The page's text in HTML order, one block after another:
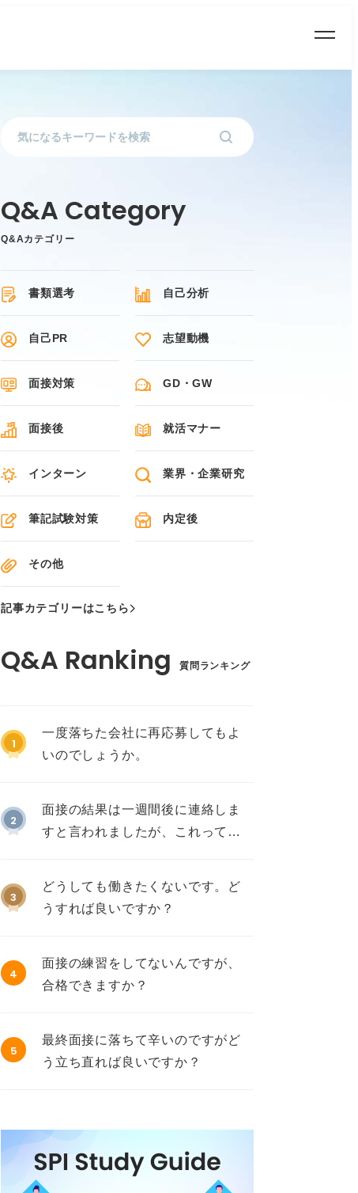
Q&Aカテゴリー
書類選考 自己分析
自己PR 志望動機
面接対策 GD・GW
面接後 就活マナー
インターン 業界・企業研究
筆記試験対策 内定後
その他
記事カテゴリーはこちら
質問ランキング
1
一度落ちた会社に再応募してもよ
いのでしょうか。
2
面接の結果は一週間後に連絡しま
すと言われましたが、これって不
3
どうしても働きたくないです。ど
うすれば良いですか？
4
面接の練習をしてないんですが、
合格できますか？
5
最終面接に落ちて辛いのですがど
う立ち直れば良いですか？